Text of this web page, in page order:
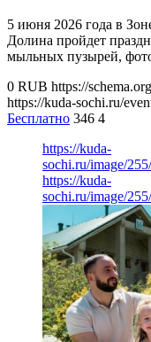
5 июня 2026 года в
Долина пройдет
мыльных пузырей,
0 RUB https://
https://kuda-sochi.ru/
Бесплатно 346 4
https://kuda-
sochi.ru/image/
https://kuda-
sochi.ru/image/